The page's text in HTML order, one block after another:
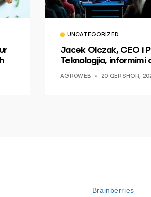
UNCATEGORIZED
Jacek Olczak, CEO i
Teknologjia, informimi
AGROWEB 20 QERSHOR,